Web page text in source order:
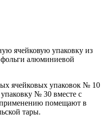
ячейковую упаковку из
алюминиевой
ячейковых упаковок № 10
№ 30 вместе с
помещают в
тары.